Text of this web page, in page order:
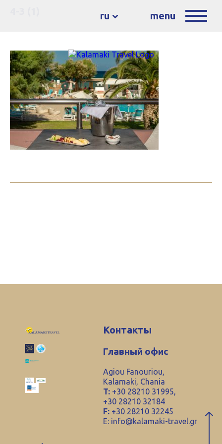
ru menu
Контакты
Главный офис
Agiou Fanouriou,
Kalamaki, Chania
T: +30 28210 31995,
+30 28210 32184
F: +30 28210 32245
E: info@kalamaki-travel.gr